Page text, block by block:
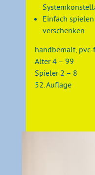
Einfach
verschenken
handbemalt,
Alter 4 – 99
Spieler 2 – 8
52. Auflage